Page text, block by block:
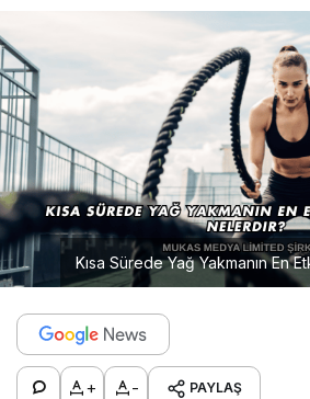
Kısa Sürede Yağ Yakmanın En
+ - PAYLAŞ